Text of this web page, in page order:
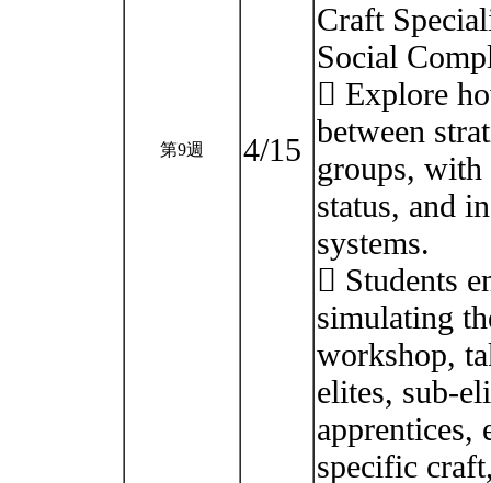
第9週 4/15
Craft
Social
 Explore
between
groups, with
status, and
systems.
 Students
simulating
workshop,
elites, sub-
apprentices,
specific